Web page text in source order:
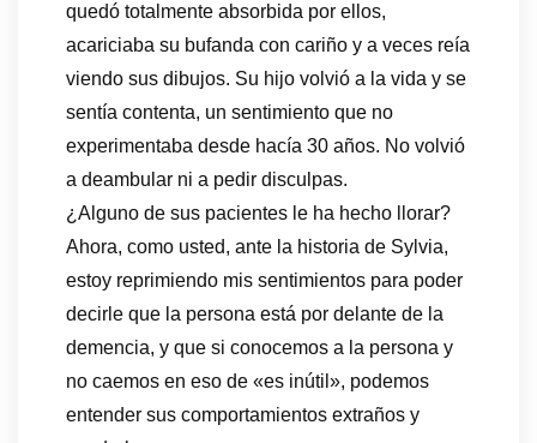
quedó totalmente absorbida por ellos,
acariciaba su bufanda con cariño y a veces reía
viendo sus dibujos. Su hijo volvió a la vida y se
sentía contenta, un sentimiento que no
experimentaba desde hacía 30 años. No volvió
a deambular ni a pedir disculpas.
¿Alguno de sus pacientes le ha hecho llorar?
Ahora, como usted, ante la historia de Sylvia,
estoy reprimiendo mis sentimientos para poder
decirle que la persona está por delante de la
demencia, y que si conocemos a la persona y
no caemos en eso de «es inútil», podemos
entender sus comportamientos extraños y